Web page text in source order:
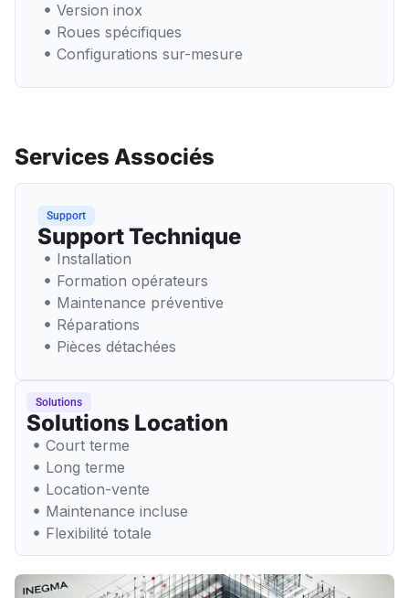
Version inox
Roues spécifiques
Configurations sur-mesure
Services Associés
Support
Support Technique
Installation
Formation opérateurs
Maintenance préventive
Réparations
Pièces détachées
Solutions
Solutions Location
Court terme
Long terme
Location-vente
Maintenance incluse
Flexibilité totale